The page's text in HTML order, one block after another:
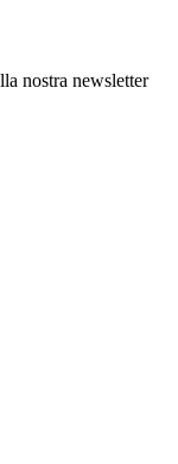
nostra newsletter